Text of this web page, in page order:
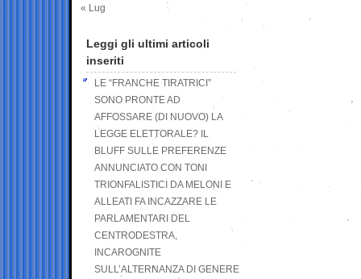
« Lug
Leggi gli ultimi articoli
inseriti
LE “FRANCHE TIRATRICI”
SONO PRONTE AD
AFFOSSARE (DI NUOVO) LA
LEGGE ELETTORALE? IL
BLUFF SULLE PREFERENZE
ANNUNCIATO CON TONI
TRIONFALISTICI DA MELONI E
ALLEATI FA INCAZZARE LE
PARLAMENTARI DEL
CENTRODESTRA,
INCAROGNITE
SULL’ALTERNANZA DI GENERE